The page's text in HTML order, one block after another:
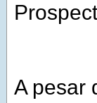
A pesar